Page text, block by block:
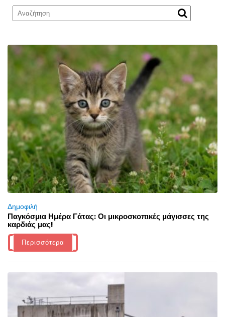
Δημοφιλή
Παγκόσμια Ημέρα Γάτας: Οι μικροσκοπικές μάγισσες της
καρδιάς μας!
Περισσότερα